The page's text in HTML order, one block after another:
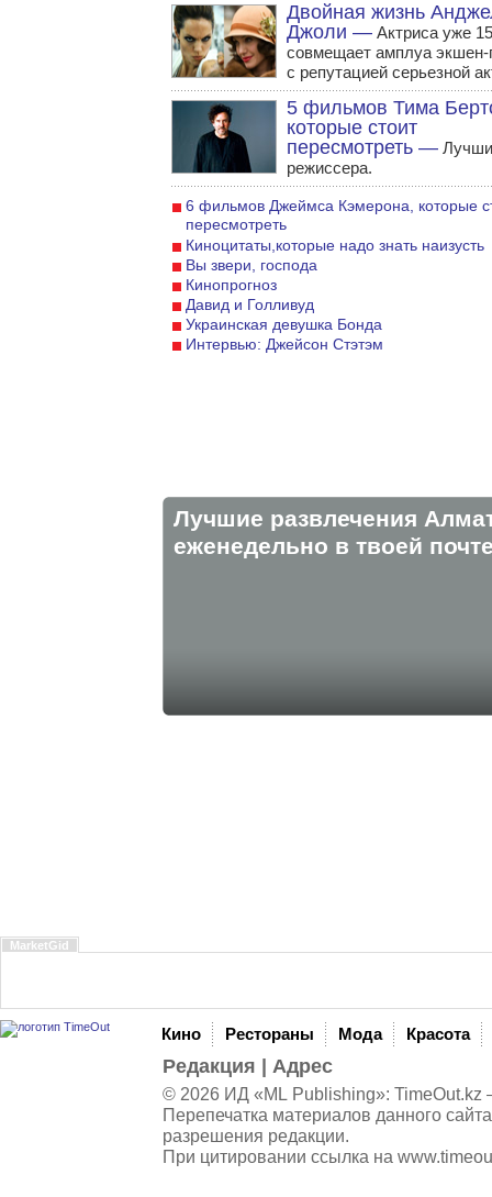
Двойная жизнь
Джоли — Актриса уже
совмещает амплуа экшен-
с репутацией серьезной
5 фильмов Тима
которые стоит
пересмотреть —
режиссера.
6 фильмов Джеймса Кэмерона, которые
пересмотреть
Киноцитаты,которые надо знать наизусть
Вы звери, господа
Кинопрогноз
Давид и Голливуд
Украинская девушка Бонда
Интервью: Джейсон Стэтэм
Лучшие развлечения
eженедельно в твоей
MarketGid
Кино Рестораны Мода Красота
Редакция Адрес
© 2026 ИД «ML Publishing»: TimeOut.kz
Перепечатка материалов данного
разрешения редакции.
При цитировании ссылка на